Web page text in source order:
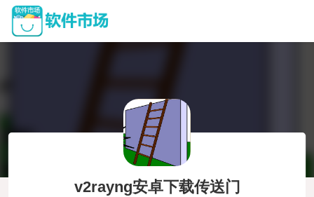
v2rayng安卓下载传送门